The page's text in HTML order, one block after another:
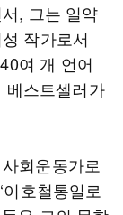
, 그는 일약
작가로서
여 개 언어
베스트셀러가
회운동가로
호철통일로